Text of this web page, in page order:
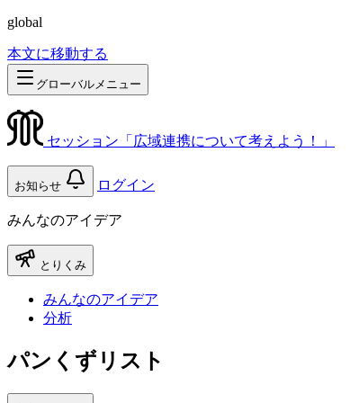
global
本文に移動する
グローバルメニュー
セッション「広域連携について考えよう！」
お知らせ ログイン
みんなのアイデア
とりくみ
みんなのアイデア
分析
パンくずリスト